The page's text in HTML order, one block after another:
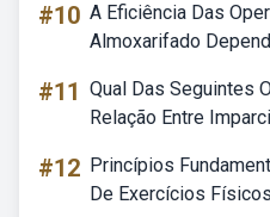
#10 A Eficiência Das
Almoxarifado
#11 Qual Das Seguintes
Relação Entre
#12 Princípios
De Exercícios